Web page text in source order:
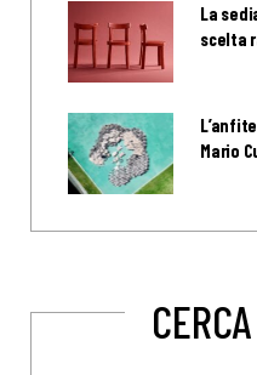
La
scelta
Mario